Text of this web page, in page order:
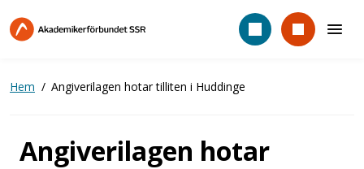
till
Hem Angiverilagen hotar tilliten i Huddinge
Angiverilagen hotar